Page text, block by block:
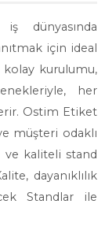
dünyasında
için ideal
kolay kurulumu,
her
Ostim Etiket
müşteri odaklı
ve kaliteli stand
dayanıklılık
Standlar ile